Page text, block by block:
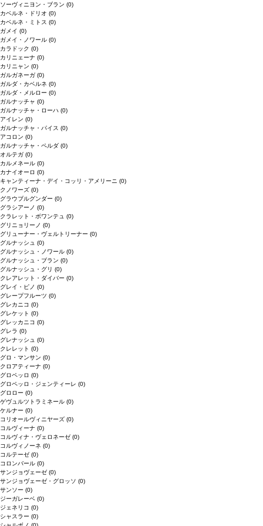
ソーヴィニヨン・ブラン (0)
カベルネ・ドリオ (0)
カベルネ・ミトス (0)
ガメイ (0)
ガメイ・ノワール (0)
カラドック (0)
カリニェーナ (0)
カリニャン (0)
ガルガネーガ (0)
ガルダ・カベルネ (0)
ガルダ・メルロー (0)
ガルナッチャ (0)
ガルナッチャ・ローハ (0)
アイレン (0)
ガルナッチャ・パイス (0)
アコロン (0)
ガルナッチャ・ペルダ (0)
オルテガ (0)
カルメネール (0)
カナイオーロ (0)
キャンティーナ・デイ・コッリ・アメリーニ (0)
クノワーズ (0)
グラウブルグンダー (0)
グラシアーノ (0)
クラレット・ボワンテュ (0)
グリニョリーノ (0)
グリューナー・ヴェルトリーナー (0)
グルナッシュ (0)
グルナッシュ・ノワール (0)
グルナッシュ・ブラン (0)
グルナッシュ・グリ (0)
クレアレット・ダイバー (0)
グレイ・ピノ (0)
グレープフルーツ (0)
グレカニコ (0)
グレケット (0)
グレッカニコ (0)
グレラ (0)
グレナッシュ (0)
クレレット (0)
グロ・マンサン (0)
クロアティーナ (0)
グロペッロ (0)
グロペッロ・ジェンティーレ (0)
グロロー (0)
ゲヴュルツトラミネール (0)
ケルナー (0)
コリオールヴィニヤーズ (0)
コルヴィーナ (0)
コルヴィナ・ヴェロネーゼ (0)
コルヴィノーネ (0)
コルテーゼ (0)
コロンバール (0)
サンジョヴェーゼ (0)
サンジョヴェーゼ・グロッソ (0)
サンソー (0)
ジーガレーベ (0)
ジェネリコ (0)
シャスラー (0)